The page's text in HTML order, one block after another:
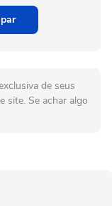
de seus
site. Se achar algo